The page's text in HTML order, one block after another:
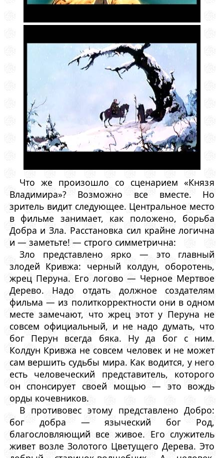
Что же произошло со сценарием «Князя
Владимира»? Возможно все вместе. Но
зритель видит следующее. Центральное место
в фильме занимает, как положено, борьба
Добра и Зла. Расстановка сил крайне логична
и — заметьте! — строго симметрична:
Зло представлено ярко — это главный
злодей Кривжа: черный колдун, оборотень,
жрец Перуна. Его логово — Черное Мертвое
Дерево. Надо отдать должное создателям
фильма — из политкорректности они в одном
месте замечают, что жрец этот у Перуна не
совсем официальный, и не надо думать, что
бог Перун всегда бяка. Ну да бог с ним.
Колдун Кривжа не совсем человек и не может
сам вершить судьбы мира. Как водится, у него
есть человеческий представитель, которого
он спонсирует своей мощью — это вождь
орды кочевников.
В противовес этому представлено Добро:
бог добра — языческий бог Род,
благословляющий все живое. Его служитель
живет возле Золотого Цветущего Дерева. Это